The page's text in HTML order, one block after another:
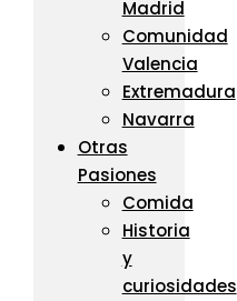
Madrid
Comunidad
Valencia
Extremadura
Navarra
Otras
Pasiones
Comida
Historia
y
curiosidades